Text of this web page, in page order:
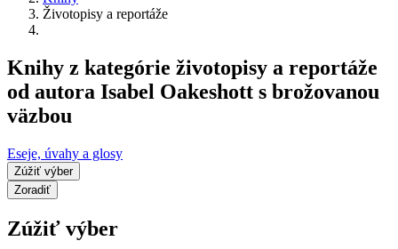
Životopisy a reportáže
Knihy z kategórie životopisy a reportáže
od autora Isabel Oakeshott s brožovanou
väzbou
Eseje, úvahy a glosy
Zúžiť výber
Zoradiť
Zúžiť výber